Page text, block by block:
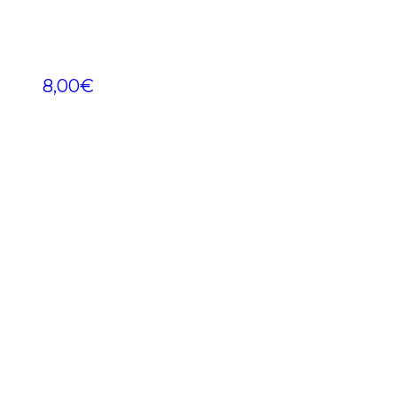
8,00€